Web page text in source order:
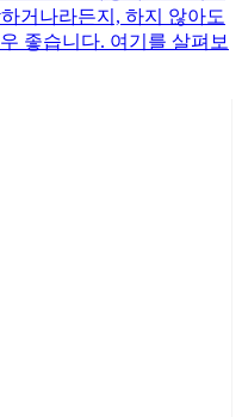
거나라든지, 하지 않아도
좋습니다. 여기를 살펴보